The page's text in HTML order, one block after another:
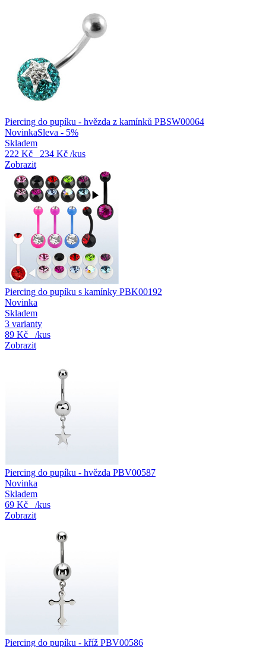
Piercing do pupíku - hvězda z kamínků PBSW00064
NovinkaSleva - 5%
Skladem
222 Kč
234 Kč /kus
Zobrazit
Piercing do pupíku s kamínky PBK00192
Novinka
Skladem
3 varianty
89 Kč
/kus
Zobrazit
Piercing do pupíku - hvězda PBV00587
Novinka
Skladem
69 Kč
/kus
Zobrazit
Piercing do pupíku - kříž PBV00586